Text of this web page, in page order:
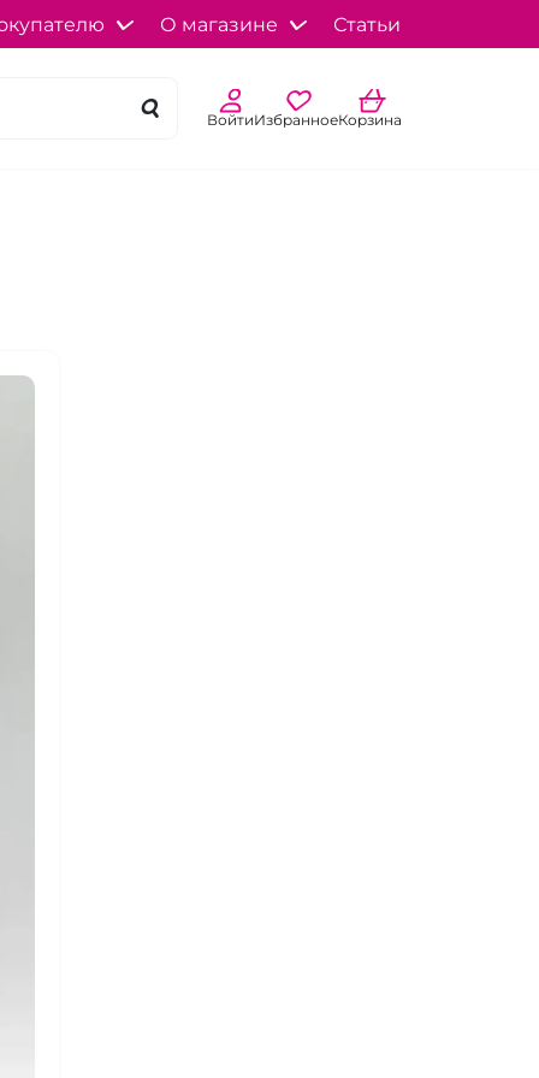
О магазине Статьи
ВойтиИзбранноеКорзина